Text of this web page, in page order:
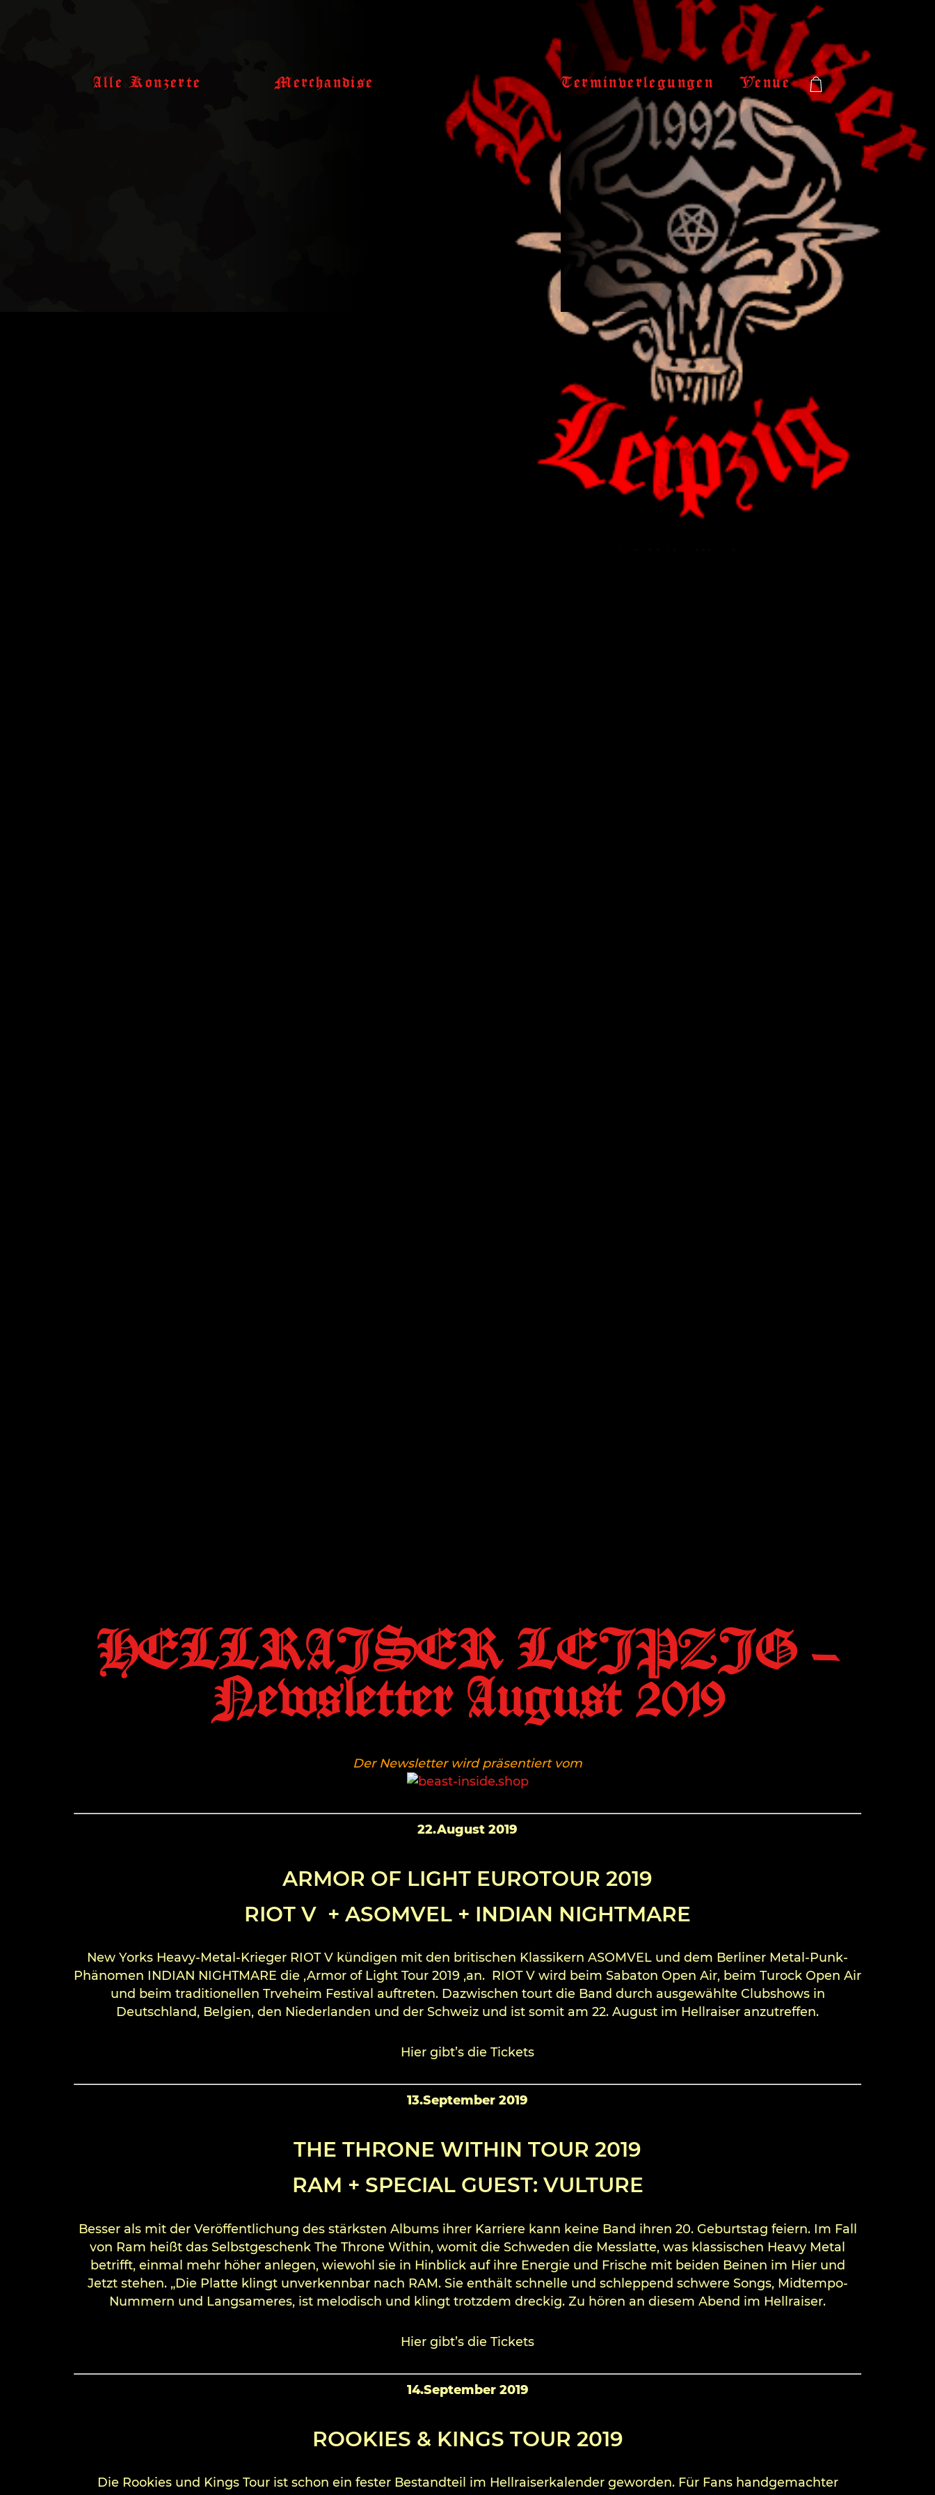
Alle Konzerte Merchandise Terminverlegungen Venue
HELLRAISER LEIPZIG –
Newsletter August 2019
Der Newsletter wird präsentiert vom
22.August 2019
ARMOR OF LIGHT EUROTOUR 2019
RIOT V + ASOMVEL + INDIAN NIGHTMARE
New Yorks Heavy-Metal-Krieger RIOT V kündigen mit den britischen Klassikern ASOMVEL und dem Berliner Metal-Punk-
Phänomen INDIAN NIGHTMARE die ‚Armor of Light Tour 2019 ‚an. RIOT V wird beim Sabaton Open Air, beim Turock Open Air
und beim traditionellen Trveheim Festival auftreten. Dazwischen tourt die Band durch ausgewählte Clubshows in
Deutschland, Belgien, den Niederlanden und der Schweiz und ist somit am 22. August im Hellraiser anzutreffen.
Hier gibt’s die Tickets
13.September 2019
THE THRONE WITHIN TOUR 2019
RAM + SPECIAL GUEST: VULTURE
Besser als mit der Veröffentlichung des stärksten Albums ihrer Karriere kann keine Band ihren 20. Geburtstag feiern. Im Fall
von Ram heißt das Selbstgeschenk The Throne Within, womit die Schweden die Messlatte, was klassischen Heavy Metal
betrifft, einmal mehr höher anlegen, wiewohl sie in Hinblick auf ihre Energie und Frische mit beiden Beinen im Hier und
Jetzt stehen. „Die Platte klingt unverkennbar nach RAM. Sie enthält schnelle und schleppend schwere Songs, Midtempo-
Nummern und Langsameres, ist melodisch und klingt trotzdem dreckig. Zu hören an diesem Abend im Hellraiser.
Hier gibt’s die Tickets
14.September 2019
ROOKIES & KINGS TOUR 2019
Die Rookies und Kings Tour ist schon ein fester Bestandteil im Hellraiserkalender geworden. Für Fans handgemachter